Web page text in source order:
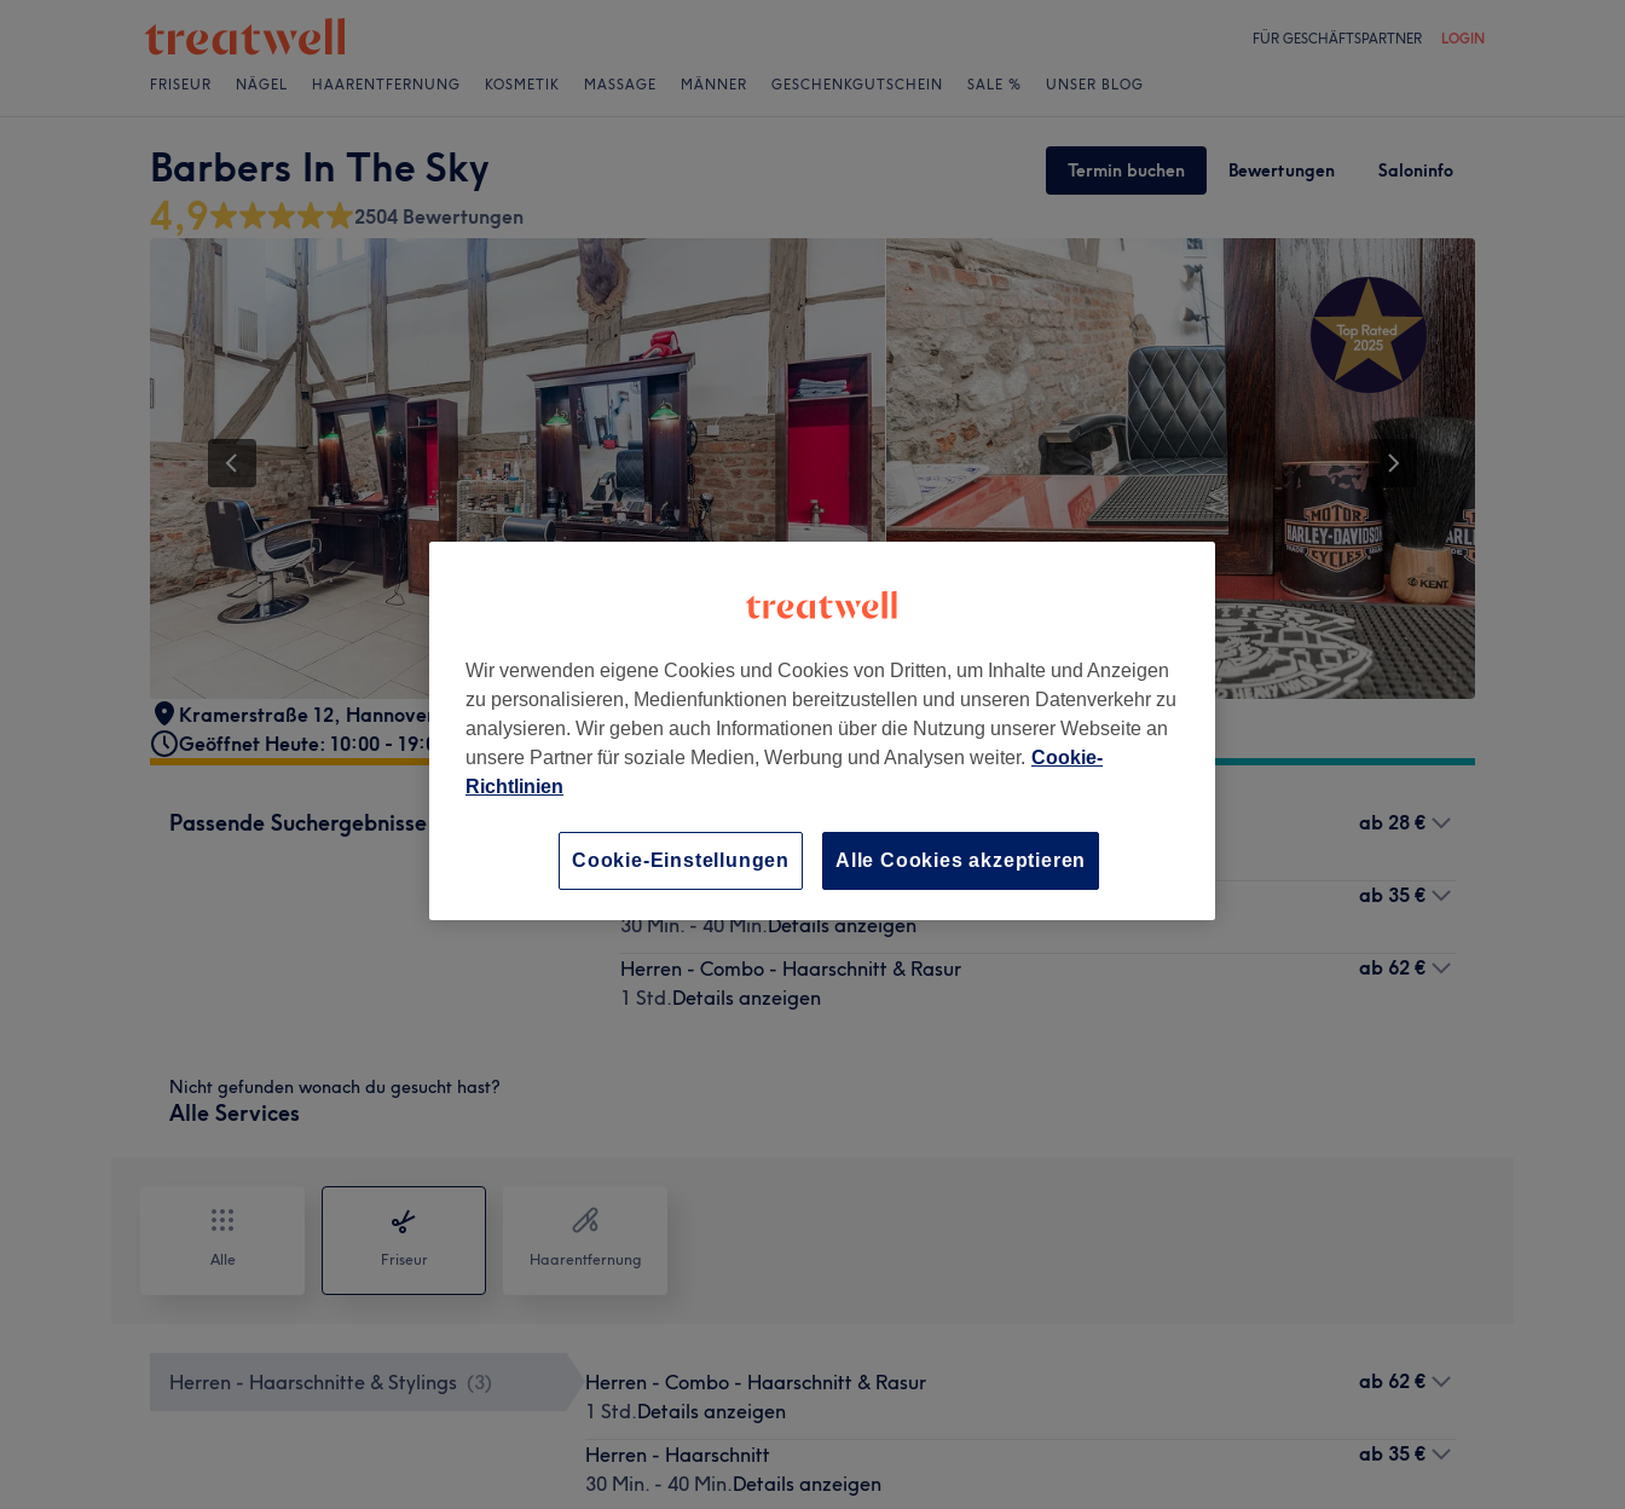
FÜR GESCHÄFTSPARTNER LOGIN
FRISEUR NÄGEL HAARENTFERNUNG KOSMETIK MASSAGE MÄNNER GESCHENKGUTSCHEIN SALE % UNSER BLOG
Barbers In The Sky Termin buchen Bewertungen Saloninfo
4,9 2504 Bewertungen
Kramerstraße 12, Hannover
30159
Geöffnet Heute: 10:00 - 19:00
Passende Suchergebnisse
30 Min.Details anzeigen
ab 28 €
Herren - Haarschnitt
30 Min. - 40 Min.Details anzeigen
ab 35 €
Herren - Combo - Haarschnitt & Rasur
1 Std.Details anzeigen
ab 62 €
Nicht gefunden wonach du gesucht hast?
Alle Services
Alle Friseur Haarentfernung
Herren - Haarschnitte & Stylings (3)
Herren - Combo - Haarschnitt & Rasur
1 Std.Details anzeigen
ab 62 €
Herren - Haarschnitt
30 Min. - 40 Min.Details anzeigen
ab 35 €
Wir verwenden eigene Cookies und Cookies von Dritten, um Inhalte und Anzeigen
zu personalisieren, Medienfunktionen bereitzustellen und unseren Datenverkehr zu
analysieren. Wir geben auch Informationen über die Nutzung unserer Webseite an
unsere Partner für soziale Medien, Werbung und Analysen weiter. Cookie-
Richtlinien
Cookie-Einstellungen Alle Cookies akzeptieren